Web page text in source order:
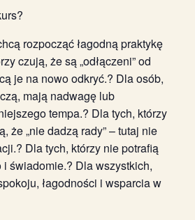
rozpocząć łagodną praktykę
czują, że są „odłączeni” od
je na nowo odkryć.? Dla osób,
mają nadwagę lub
tempa.? Dla tych, którzy
że „nie dadzą rady” – tutaj nie
Dla tych, którzy nie potrafią
i świadomie.? Dla wszystkich,
łagodności i wsparcia w